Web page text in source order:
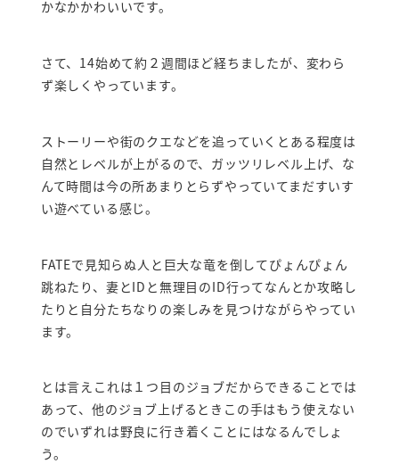
かなかかわいいです。
さて、14始めて約２週間ほど経ちましたが、変わら
ず楽しくやっています。
ストーリーや街のクエなどを追っていくとある程度は
自然とレベルが上がるので、ガッツリレベル上げ、な
んて時間は今の所あまりとらずやっていてまだすいす
い遊べている感じ。
FATEで見知らぬ人と巨大な竜を倒してぴょんぴょん
跳ねたり、妻とIDと無理目のID行ってなんとか攻略し
たりと自分たちなりの楽しみを見つけながらやってい
ます。
とは言えこれは１つ目のジョブだからできることでは
あって、他のジョブ上げるときこの手はもう使えない
のでいずれは野良に行き着くことにはなるんでしょ
う。